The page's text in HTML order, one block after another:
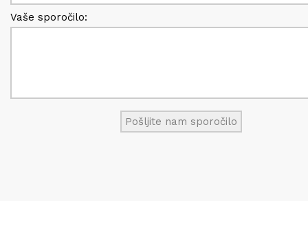
Vaše sporočilo: